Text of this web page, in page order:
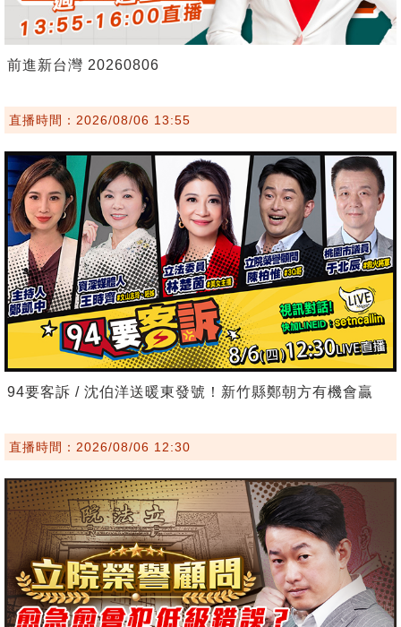
前進新台灣 20260806
直播時間：2026/08/06 13:55
94要客訴 / 沈伯洋送暖東發號！新竹縣鄭朝方有機會贏
直播時間：2026/08/06 12:30